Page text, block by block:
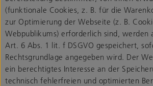
(funktionale Cookies, z. B. für die
zur Optimierung der Webseite (z. B.
Webpublikums) erforderlich sind, werden
Art. 6 Abs. 1 lit. f DSGVO gespeichert,
Rechtsgrundlage angegeben wird. Der
ein berechtigtes Interesse an der
technisch fehlerfreien und optimierten